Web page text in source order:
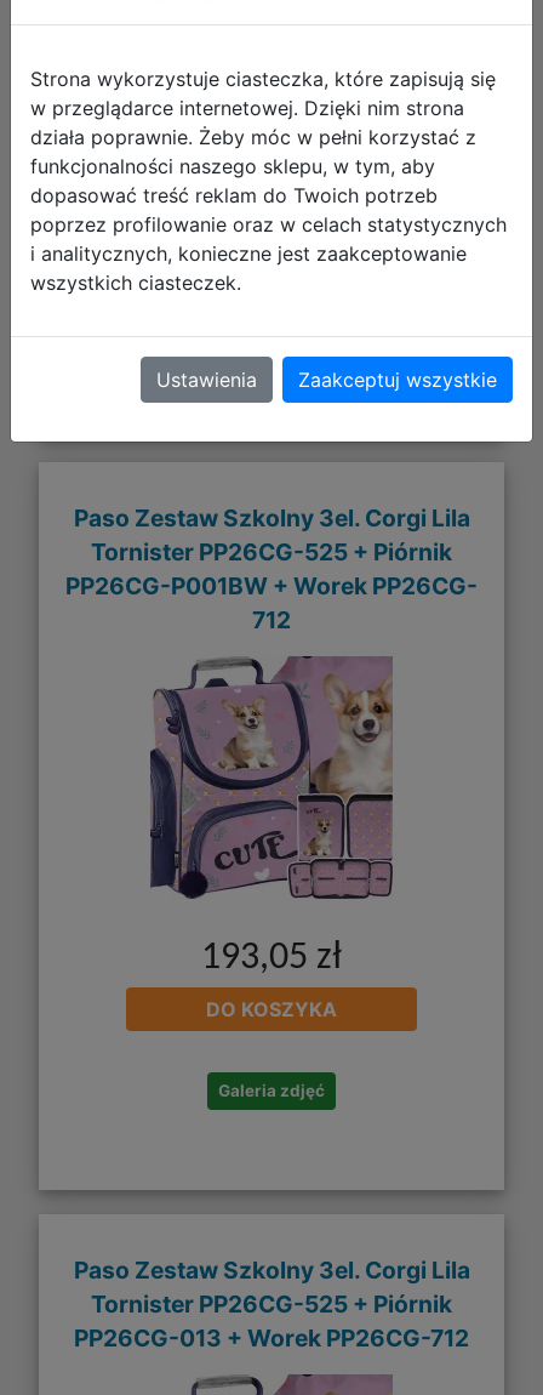
286,02 zł
DO KOSZYKA
Galeria zdjęć
Paso Zestaw Szkolny 3el. Corgi Lila
Tornister PP26CG-525 + Piórnik
PP26CG-P001BW + Worek PP26CG-
712
193,05 zł
DO KOSZYKA
Galeria zdjęć
Paso Zestaw Szkolny 3el. Corgi Lila
Tornister PP26CG-525 + Piórnik
PP26CG-013 + Worek PP26CG-712
Strona wykorzystuje ciasteczka, które zapisują się
w przeglądarce internetowej. Dzięki nim strona
działa poprawnie. Żeby móc w pełni korzystać z
funkcjonalności naszego sklepu, w tym, aby
dopasować treść reklam do Twoich potrzeb
poprzez profilowanie oraz w celach statystycznych
i analitycznych, konieczne jest zaakceptowanie
wszystkich ciasteczek.
Ustawienia Zaakceptuj wszystkie